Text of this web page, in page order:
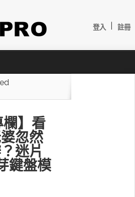
登入 註冊
欄】看
忽然
迷片
鍵盤模